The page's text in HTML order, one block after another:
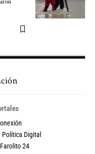
Política Digital
24